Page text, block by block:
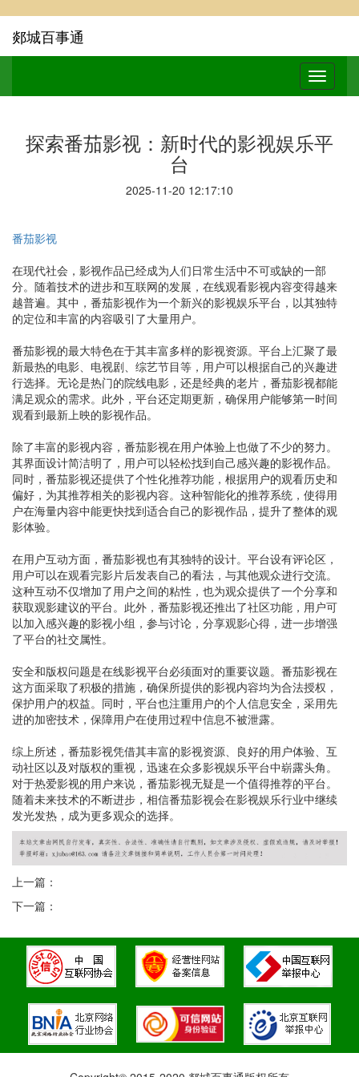
郯城百事通
探索番茄影视：新时代的影视娱乐平
台
2025-11-20 12:17:10
番茄影视
在现代社会，影视作品已经成为人们日常生活中不可或缺的一部
分。随着技术的进步和互联网的发展，在线观看影视内容变得越来
越普遍。其中，番茄影视作为一个新兴的影视娱乐平台，以其独特
的定位和丰富的内容吸引了大量用户。
番茄影视的最大特色在于其丰富多样的影视资源。平台上汇聚了最
新最热的电影、电视剧、综艺节目等，用户可以根据自己的兴趣进
行选择。无论是热门的院线电影，还是经典的老片，番茄影视都能
满足观众的需求。此外，平台还定期更新，确保用户能够第一时间
观看到最新上映的影视作品。
除了丰富的影视内容，番茄影视在用户体验上也做了不少的努力。
其界面设计简洁明了，用户可以轻松找到自己感兴趣的影视作品。
同时，番茄影视还提供了个性化推荐功能，根据用户的观看历史和
偏好，为其推荐相关的影视内容。这种智能化的推荐系统，使得用
户在海量内容中能更快找到适合自己的影视作品，提升了整体的观
影体验。
在用户互动方面，番茄影视也有其独特的设计。平台设有评论区，
用户可以在观看完影片后发表自己的看法，与其他观众进行交流。
这种互动不仅增加了用户之间的粘性，也为观众提供了一个分享和
获取观影建议的平台。此外，番茄影视还推出了社区功能，用户可
以加入感兴趣的影视小组，参与讨论，分享观影心得，进一步增强
了平台的社交属性。
安全和版权问题是在线影视平台必须面对的重要议题。番茄影视在
这方面采取了积极的措施，确保所提供的影视内容均为合法授权，
保护用户的权益。同时，平台也注重用户的个人信息安全，采用先
进的加密技术，保障用户在使用过程中信息不被泄露。
综上所述，番茄影视凭借其丰富的影视资源、良好的用户体验、互
动社区以及对版权的重视，迅速在众多影视娱乐平台中崭露头角。
对于热爱影视的用户来说，番茄影视无疑是一个值得推荐的平台。
随着未来技术的不断进步，相信番茄影视会在影视娱乐行业中继续
发光发热，成为更多观众的选择。
上一篇：
下一篇：